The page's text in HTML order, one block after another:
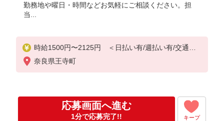
勤務地や曜日・時間などお気軽にご相談ください。担
当...
時給1500円〜2125円 ＜日払い有/週払い有/交通費
全支給(ガソリン代含む)＞
奈良県王寺町
応募画面へ進む
1分で応募完了!! キープ